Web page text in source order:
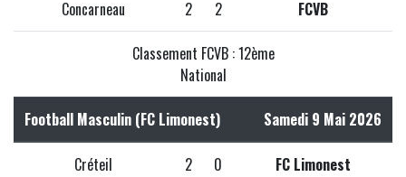
Concarneau 2 2 FCVB
Classement FCVB : 12ème
National
Football Masculin (FC Limonest) Samedi 9 Mai 2026
Créteil 2 0 FC Limonest